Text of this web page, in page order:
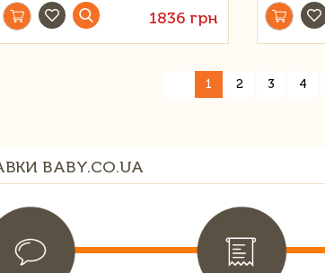
1836 грн
1 2 3 4
BABY.CO.UA